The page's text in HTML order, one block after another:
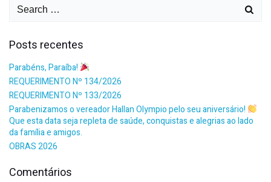
Posts recentes
Parabéns, Paraíba!
REQUERIMENTO Nº 134/2026
REQUERIMENTO Nº 133/2026
Parabenizamos o vereador Hallan Olympio pelo seu aniversário!
Que esta data seja repleta de saúde, conquistas e alegrias ao lado
da família e amigos.
OBRAS 2026
Comentários